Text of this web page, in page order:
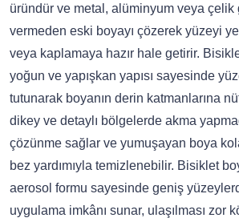
üründür ve metal, alüminyum veya çelik
vermeden eski boyayı çözerek yüzeyi
veya kaplamaya hazır hale getirir.
yoğun ve yapışkan yapısı sayesinde
tutunarak boyanın derin katmanlarına
dikey ve detaylı bölgelerde akma
çözünme sağlar ve yumuşayan boya
bez yardımıyla temizlenebilir. Bisiklet
aerosol formu sayesinde geniş
uygulama imkânı sunar, ulaşılması zor